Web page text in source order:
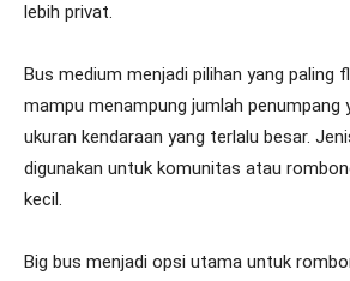
lebih privat.
Bus medium menjadi pilihan yang paling
mampu menampung jumlah penumpang
ukuran kendaraan yang terlalu besar.
digunakan untuk komunitas atau
kecil.
Big bus menjadi opsi utama untuk